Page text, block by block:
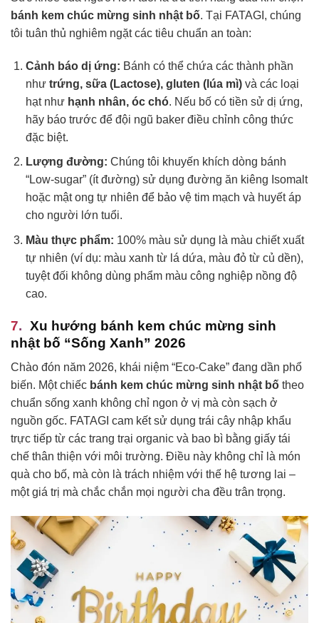
bánh kem chúc mừng sinh nhật bố. Tại FATAGI, chúng
tôi tuân thủ nghiêm ngặt các tiêu chuẩn an toàn:
Cảnh báo dị ứng: Bánh có thể chứa các thành phần
như trứng, sữa (Lactose), gluten (lúa mì)và các loại
hạt như hạnh nhân, óc chó. Nếu bố có tiền sử dị ứng,
hãy báo trước để đội ngũ baker điều chỉnh công thức
đặc biệt.
Lượng đường: Chúng tôi khuyến khích dòng bánh
“Low-sugar” (ít đường) sử dụng đường ăn kiêng Isomalt
hoặc mật ong tự nhiên để bảo vệ tim mạch và huyết áp
cho người lớn tuổi.
Màu thực phẩm: 100% màu sử dụng là màu chiết xuất
tự nhiên (ví dụ: màu xanh từ lá dứa, màu đỏ từ củ dền),
tuyệt đối không dùng phẩm màu công nghiệp nồng độ
cao.
Xu hướng bánh kem chúc mừng sinh
nhật bố “Sống Xanh” 2026
Chào đón năm 2026, khái niệm “Eco-Cake” đang dần phổ
biến. Một chiếc bánh kem chúc mừng sinh nhật bố theo
chuẩn sống xanh không chỉ ngon ở vị mà còn sạch ở
nguồn gốc. FATAGI cam kết sử dụng trái cây nhập khẩu
trực tiếp từ các trang trại organic và bao bì bằng giấy tái
chế thân thiện với môi trường. Điều này không chỉ là món
quà cho bố, mà còn là trách nhiệm với thế hệ tương lai –
một giá trị mà chắc chắn mọi người cha đều trân trọng.